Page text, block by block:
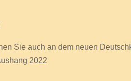
Sie auch an dem neuen
2022